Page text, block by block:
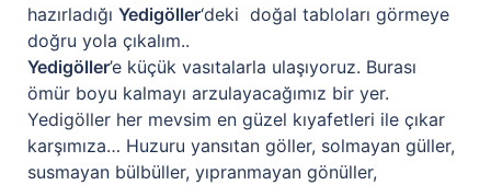
hazırladığı Yedigöller‘deki doğal tabloları görmeye
doğru yola çıkalım..
Yedigöller’e küçük vasıtalarla ulaşıyoruz. Burası
ömür boyu kalmayı arzulayacağımız bir yer.
Yedigöller her mevsim en güzel kıyafetleri ile çıkar
karşımıza… Huzuru yansıtan göller, solmayan güller,
susmayan bülbüller, yıpranmayan gönüller,